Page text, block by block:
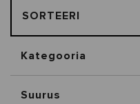
SORTEERI
Kategooria
Suurus